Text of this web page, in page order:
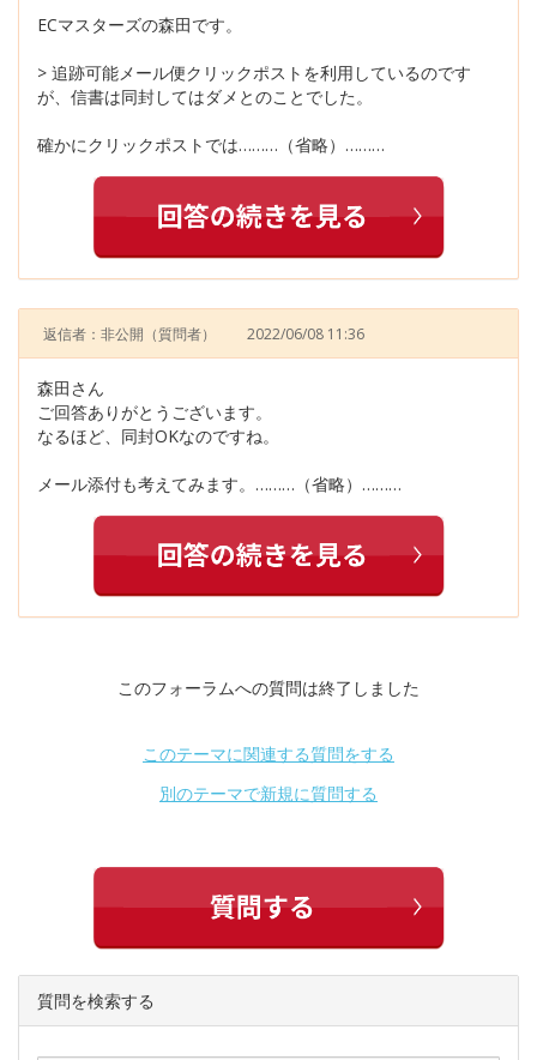
ECマスターズの森田です。
> 追跡可能メール便クリックポストを利用しているのです
が、信書は同封してはダメとのことでした。
確かにクリックポストでは………（省略）………
返信者：非公開 （質問者） 2022/06/08 11:36
森田さん
ご回答ありがとうございます。
なるほど、同封OKなのですね。
メール添付も考えてみます。………（省略）………
このフォーラムへの質問は終了しました
このテーマに関連する質問をする
別のテーマで新規に質問する
質問を検索する